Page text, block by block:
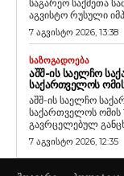
საგარეო საქმეთა
აგვისტო რუსული
7 აგვისტო 2026, 13:38
ᲡᲐᲖᲝᲒᲐᲓᲝᲔᲑᲐ
ᲐᲨᲨ-ᲘᲡ ᲡᲐᲔᲚᲩᲝ
ᲡᲐᲥᲐᲠᲗᲕᲔᲚᲝᲡ
აშშ-ის საელჩო
საქართველოს ომის 18-
გავრცელებულ
7 აგვისტო 2026, 12:35